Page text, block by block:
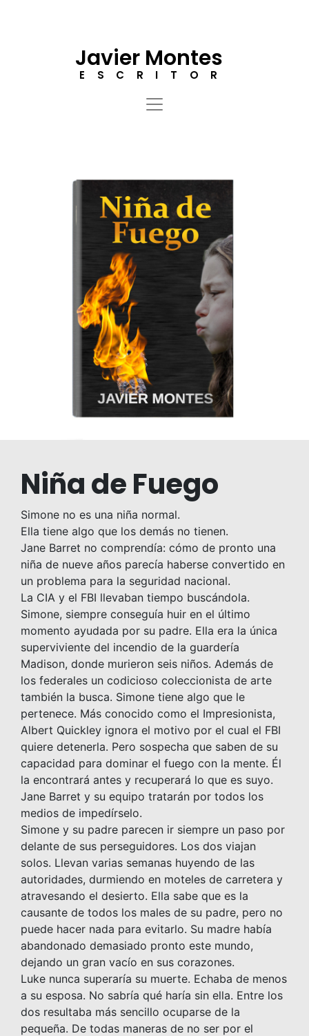
Javier Montes
ESCRITOR
Niña de Fuego
Simone no es una niña normal.
Ella tiene algo que los demás no tienen.
Jane Barret no comprendía: cómo de pronto una
niña de nueve años parecía haberse convertido en
un problema para la seguridad nacional.
La CIA y el FBI llevaban tiempo buscándola.
Simone, siempre conseguía huir en el último
momento ayudada por su padre. Ella era la única
superviviente del incendio de la guardería
Madison, donde murieron seis niños. Además de
los federales un codicioso coleccionista de arte
también la busca. Simone tiene algo que le
pertenece. Más conocido como el Impresionista,
Albert Quickley ignora el motivo por el cual el FBI
quiere detenerla. Pero sospecha que saben de su
capacidad para dominar el fuego con la mente. Él
la encontrará antes y recuperará lo que es suyo.
Jane Barret y su equipo tratarán por todos los
medios de impedírselo.
Simone y su padre parecen ir siempre un paso por
delante de sus perseguidores. Los dos viajan
solos. Llevan varias semanas huyendo de las
autoridades, durmiendo en moteles de carretera y
atravesando el desierto. Ella sabe que es la
causante de todos los males de su padre, pero no
puede hacer nada para evitarlo. Su madre había
abandonado demasiado pronto este mundo,
dejando un gran vacío en sus corazones.
Luke nunca superaría su muerte. Echaba de menos
a su esposa. No sabría qué haría sin ella. Entre los
dos resultaba más sencillo ocuparse de la
pequeña. De todas maneras de no ser por el